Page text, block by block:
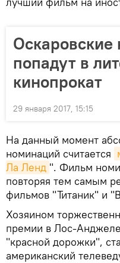
Оскаровские
попадут в
кинопрокат
29 января 2017, 15:15
На данный момент
номинаций считается
Ла Ленд ". Фильм
повторяя тем самым
фильмов "Титаник" и
Хозяином
премии в Лос-
"красной дорожки",
американский